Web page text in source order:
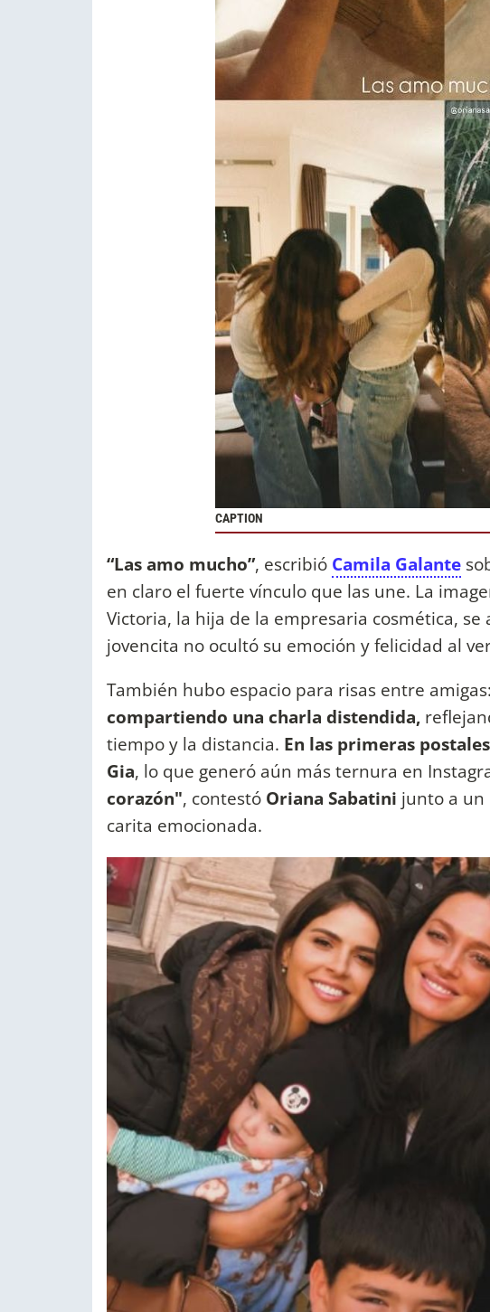
CAPTION
“Las amo mucho”, escribió Camila Galante
en claro el fuerte vínculo que las une. La
Victoria, la hija de la empresaria cosmética, se
jovencita no ocultó su emoción y felicidad al
También hubo espacio para risas entre amigas:
compartiendo una charla distendida,
tiempo y la distancia. En las primeras
Gia, lo que generó aún más ternura en
corazón", contestó Oriana Sabatini junto a un
carita emocionada.